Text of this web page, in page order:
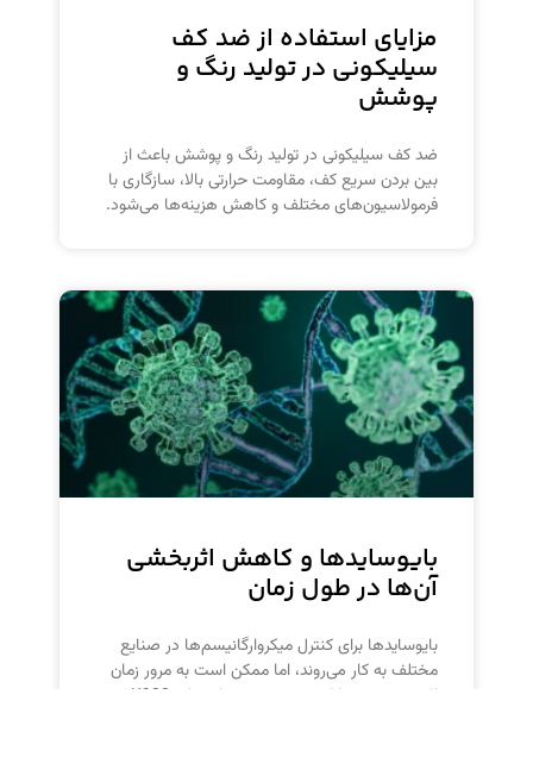
مزایای استفاده از ضد کف
سیلیکونی در تولید رنگ و
پوشش
ضد کف سیلیکونی در تولید رنگ و پوشش باعث از
بین بردن سریع کف، مقاومت حرارتی بالا، سازگاری با
فرمولاسیون‌های مختلف و کاهش هزینه‌ها می‌شود.
بایوسایدها و کاهش اثربخشی
آن‌ها در طول زمان
بایوسایدها برای کنترل میکروارگانیسم‌ها در صنایع
مختلف به کار می‌روند، اما ممکن است به مرور زمان
اثربخشی خود را از دست بدهند. بایوساید K900